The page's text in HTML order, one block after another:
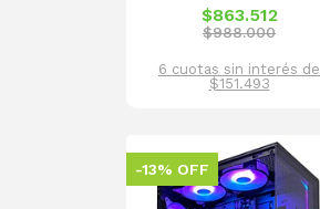
$863.512
$988.000
6 cuotas sin interés de
$151.493
-13% OFF